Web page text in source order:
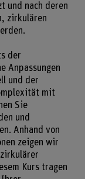
und nach deren
zirkulären
der
Anpassungen
und der
mit
Sie
und
Anhand von
zeigen wir
Kurs tragen